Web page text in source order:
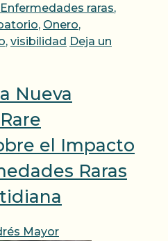
Enfermedades raras,
, Onero,
, visibilidad Deja un
Nueva
el Impacto
Raras
Mayor